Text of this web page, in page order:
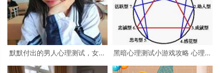
默默付出的男人心理测试，女生
黑暗心理测试小游戏攻略 心理测